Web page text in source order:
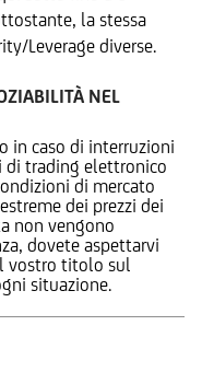
la stessa
Leverage diverse.
NEL
in caso di interruzioni
di trading elettronico
di mercato
dei prezzi dei
non vengono
dovete aspettarvi
vostro titolo sul
situazione.